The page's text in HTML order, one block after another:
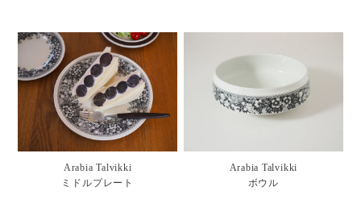
Arabia Talvikki
ミドルプレート
Arabia Talvikki
ボウル